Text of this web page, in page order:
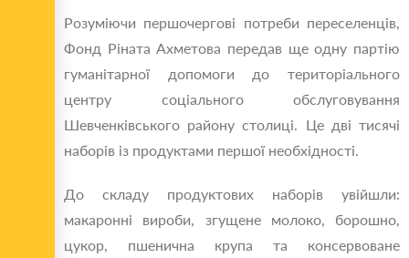
Розуміючи першочергові потреби переселенців,
Фонд Ріната Ахметова передав ще одну партію
гуманітарної допомоги до територіального
центру соціального обслуговування
Шевченківського району столиці. Це дві тисячі
наборів із продуктами першої необхідності.
До складу продуктових наборів увійшли:
макаронні вироби, згущене молоко, борошно,
цукор, пшенична крупа та консервоване